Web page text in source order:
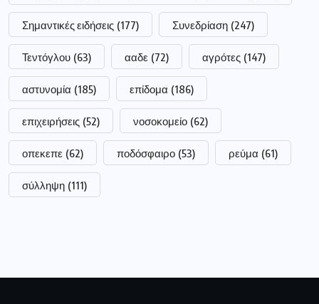
Σημαντικές ειδήσεις (177) Συνεδρίαση (247)
Τεντόγλου (63) ααδε (72) αγρότες (147)
αστυνομία (185) επίδομα (186)
επιχειρήσεις (52) νοσοκομείο (62)
οπεκεπε (62) ποδόσφαιρο (53) ρεύμα (61)
σύλληψη (111)